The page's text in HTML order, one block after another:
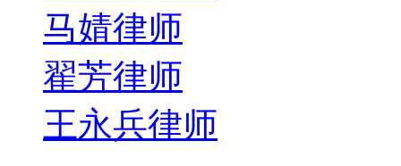
马婧律师
翟芳律师
王永兵律师